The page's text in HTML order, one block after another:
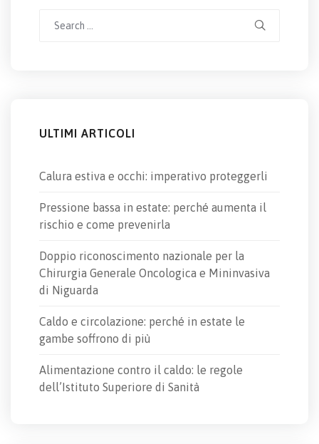
ULTIMI ARTICOLI
Calura estiva e occhi: imperativo proteggerli
Pressione bassa in estate: perché aumenta il
rischio e come prevenirla
Doppio riconoscimento nazionale per la
Chirurgia Generale Oncologica e Mininvasiva
di Niguarda
Caldo e circolazione: perché in estate le
gambe soffrono di più
Alimentazione contro il caldo: le regole
dell’Istituto Superiore di Sanità